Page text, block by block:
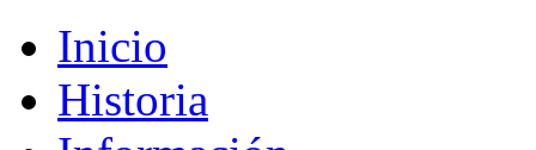
Inicio
Historia